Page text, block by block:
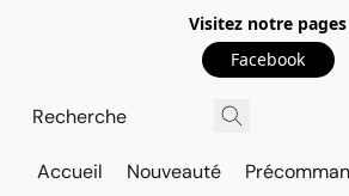
Visitez notre pages
Facebook
Accueil Nouveauté